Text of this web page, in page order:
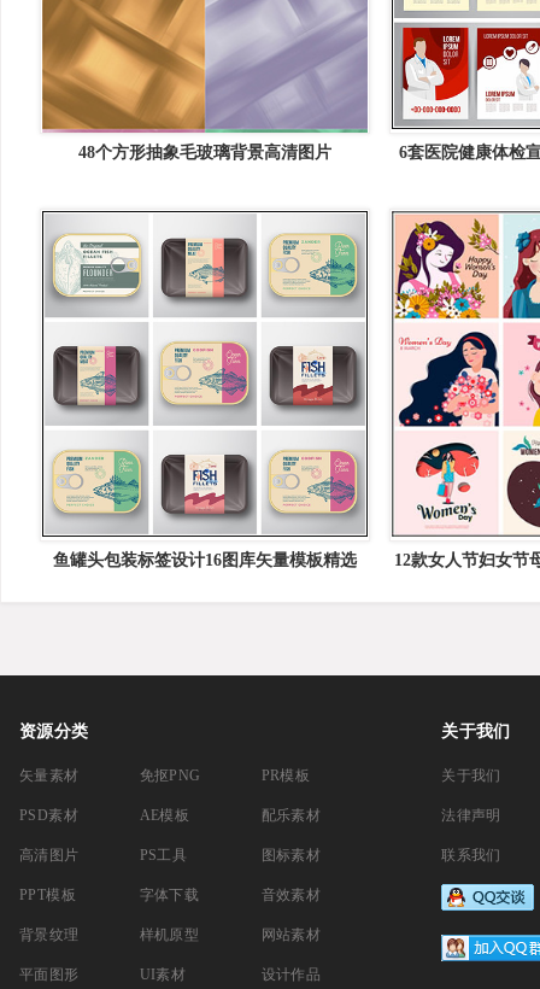
48个方形抽象毛玻璃背景高清图片
6套医院健康体检
鱼罐头包装标签设计16图库矢量模板精选
12款女人节妇女节
资源分类
矢量素材
PSD素材
高清图片
PPT模板
背景纹理
平面图形
免抠PNG
AE模板
PS工具
字体下载
样机原型
UI素材
PR模板
配乐素材
图标素材
音效素材
网站素材
设计作品
关于我们
关于我们
法律声明
联系我们